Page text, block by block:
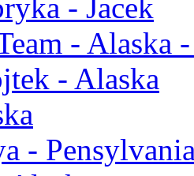
- Jacek
- Alaska
- Alaska
-